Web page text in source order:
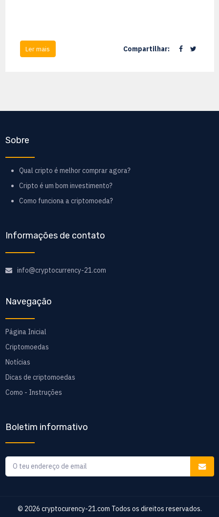
Ler mais Compartilhar:
Sobre
Qual cripto é melhor comprar agora?
Cripto é um bom investimento?
Como funciona a criptomoeda?
Informações de contato
info@cryptocurrency-21.com
Navegação
Página Inicial
Criptomoedas
Notícias
Dicas de criptomoedas
Como - Instruções
Boletim informativo
© 2026 cryptocurency-21.com Todos os direitos reservados.